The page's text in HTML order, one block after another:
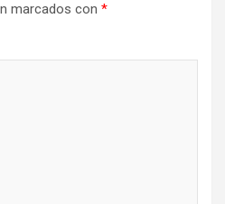
marcados con *